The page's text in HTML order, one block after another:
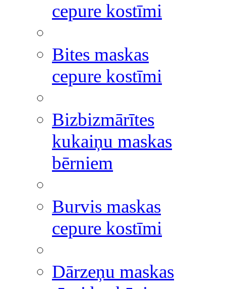
cepure kostīmi
Bites maskas
cepure kostīmi
Bizbizmārītes
kukaiņu maskas
bērniem
Burvis maskas
cepure kostīmi
Dārzeņu maskas